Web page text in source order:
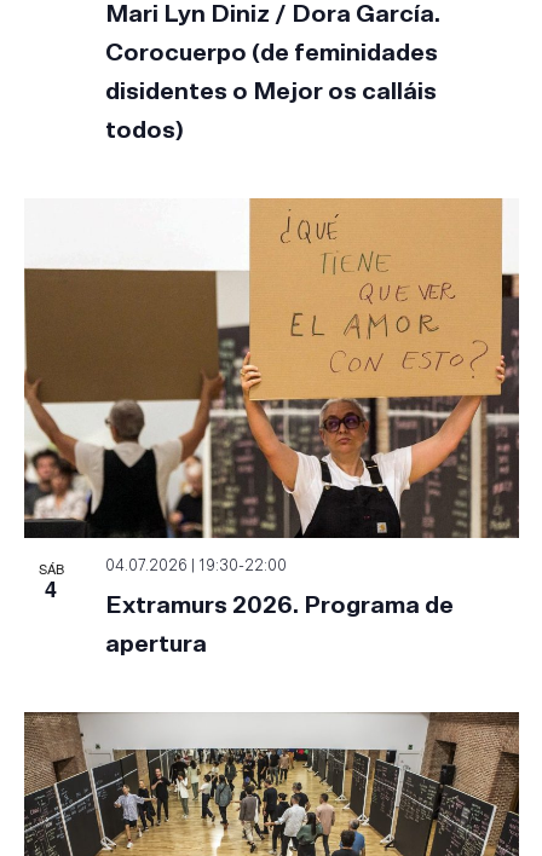
Mari Lyn Diniz / Dora García.
Corocuerpo (de feminidades
disidentes o Mejor os calláis
todos)
SÁB
4
04.07.2026 | 19:30-22:00
Extramurs 2026. Programa de
apertura